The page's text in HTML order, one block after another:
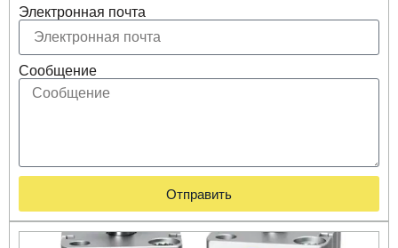
Электронная почта
Сообщение
Отправить